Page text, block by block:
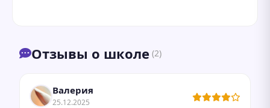
Отзывы о школе (2)
Валерия
25.12.2025